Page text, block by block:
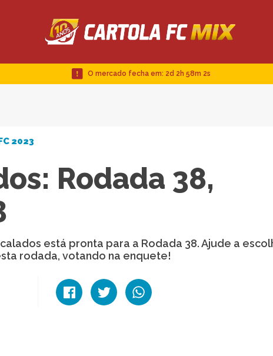
O mercado fecha em: 2d 2h 58m 1s
2023
Rodada 38,
está pronta para a Rodada 38. Ajude a
rodada, votando na enquete!